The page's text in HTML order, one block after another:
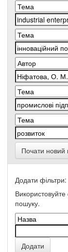
Почати новий
Додати фільтри:
Використовуйте
пошуку.